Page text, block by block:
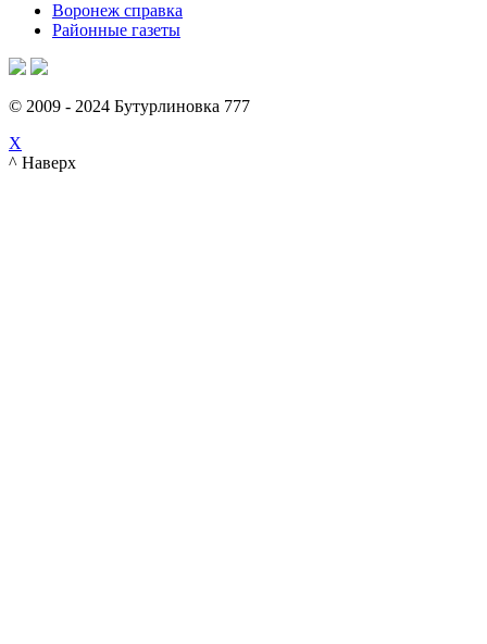
Воронеж справка
Районные газеты
© 2009 - 2024 Бутурлиновка 777
X
^ Наверх